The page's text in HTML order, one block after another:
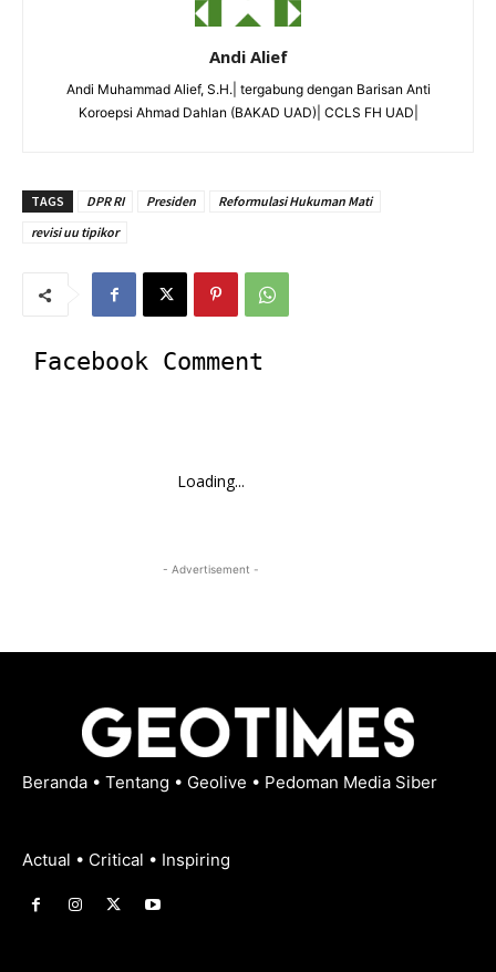
Andi Alief
Andi Muhammad Alief, S.H.| tergabung dengan Barisan Anti
Koroepsi Ahmad Dahlan (BAKAD UAD)| CCLS FH UAD|
TAGS DPR RI Presiden
Reformulasi Hukuman Mati
revisi uu tipikor
Facebook Comment
Loading...
- Advertisement -
Beranda • Tentang • Geolive • Pedoman Media Siber
Actual • Critical • Inspiring